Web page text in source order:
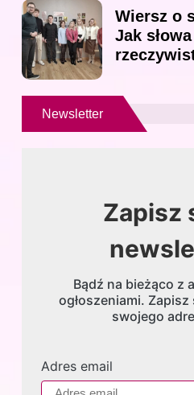
Wiersz o
Jak
Newsletter
Zapisz
Bądź na bieżąco z
ogłoszeniami.
swojego
Adres email